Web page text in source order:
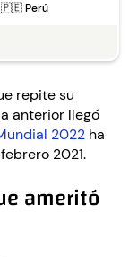
🇵🇪 Perú
repite su
anterior llegó
2022 ha
2021.
ameritó